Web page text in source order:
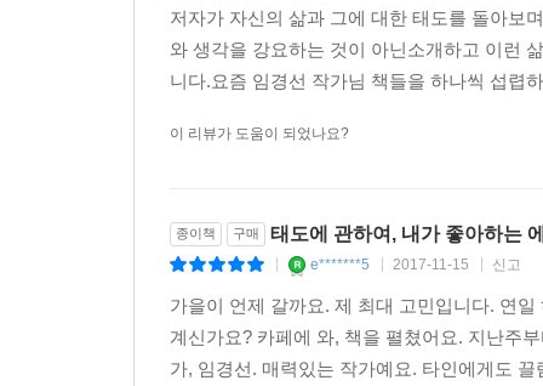
저자가 자신의 삶과 그에 대한 태도를 돌아보
와 생각을 강요하는 것이 아닌소개하고 이런
니다.요즘 임경선 작가님 책들을 하나씩 섭렵
이 리뷰가 도움이 되었나요?
종이책 구매 태도에 관하여, 내가 좋아하는
e*******5 2017-11-15 신고
가을이 언제 갈까요. 제 최대 고민입니다. 연
계신가요? 카페에 와, 책을 펼쳤어요. 지난주
가, 임경선. 매력있는 작가예요. 타인에게도